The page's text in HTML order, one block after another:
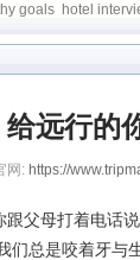
goals hotel
远行的
网: https://
母打着电话说
总是咬着牙与